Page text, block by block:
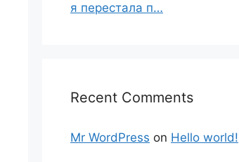
я перестала п…
Recent Comments
Mr WordPress on Hello world!